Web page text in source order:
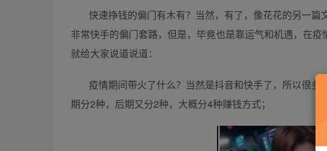
快速挣钱的偏门有木有？当然，有了，像花花的另一篇
非常快手的偏门套路，但是，毕竟也是靠运气和机遇，在
就给大家说道说道：
疫情期间带火了什么？当然是抖音和快手了，所以很
期分2种，后期又分2种，大概分4种赚钱方式；